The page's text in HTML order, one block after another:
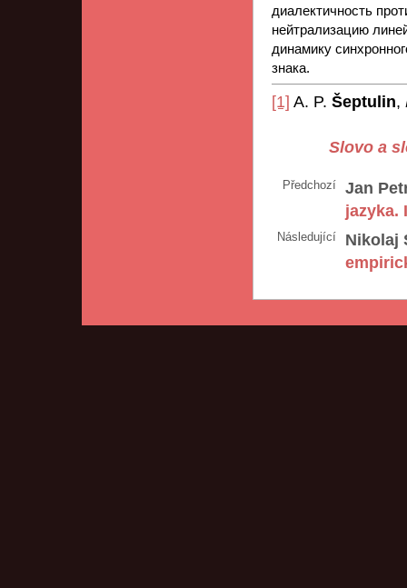
диалектичность
нейтрализацию
динамику
знака.
[1] A. P. Šeptulin,
Slovo a
Předchozí
Jan
jazyka.
Následující
Nikolaj